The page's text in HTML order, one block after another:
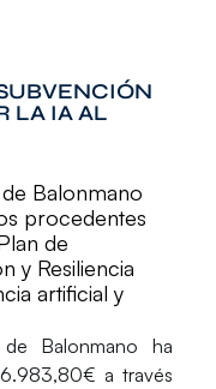
LA IA AL
Balonmano
procedentes
de
y Resiliencia
artificial y
Balonmano ha
a través